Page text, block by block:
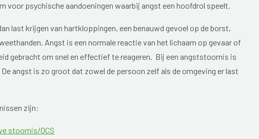
voor psychische aandoeningen waarbij angst een hoofdrol speelt.
last krijgen van hartkloppingen, een benauwd gevoel op de borst,
Angst is een normale reactie van het lichaam op gevaar of
gebracht om snel en effectief te reageren. Bij een angststoornis is
angst is zo groot dat zowel de persoon zelf als de omgeving er last
zijn:
stoornis/OCS